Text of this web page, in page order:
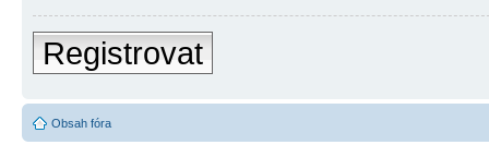
Registrovat
Obsah fóra